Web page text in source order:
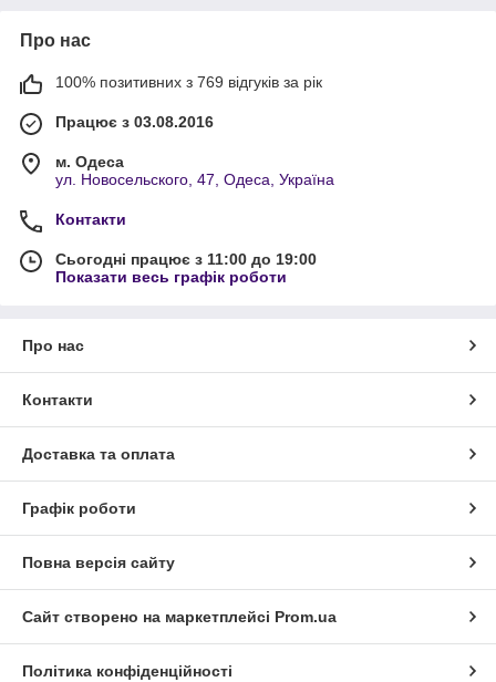
Про нас
100% позитивних з 769 відгуків за рік
Працює з 03.08.2016
м. Одеса
ул. Новосельского, 47, Одеса, Україна
Контакти
Сьогодні працює з 11:00 до 19:00
Показати весь графік роботи
Про нас
Контакти
Доставка та оплата
Графік роботи
Повна версія сайту
Сайт створено на маркетплейсі Prom.ua
Політика конфіденційності